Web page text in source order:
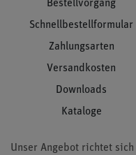
Bestellvorgang
Schnellbestellformular
Zahlungsarten
Versandkosten
Downloads
Kataloge
Unser Angebot richtet